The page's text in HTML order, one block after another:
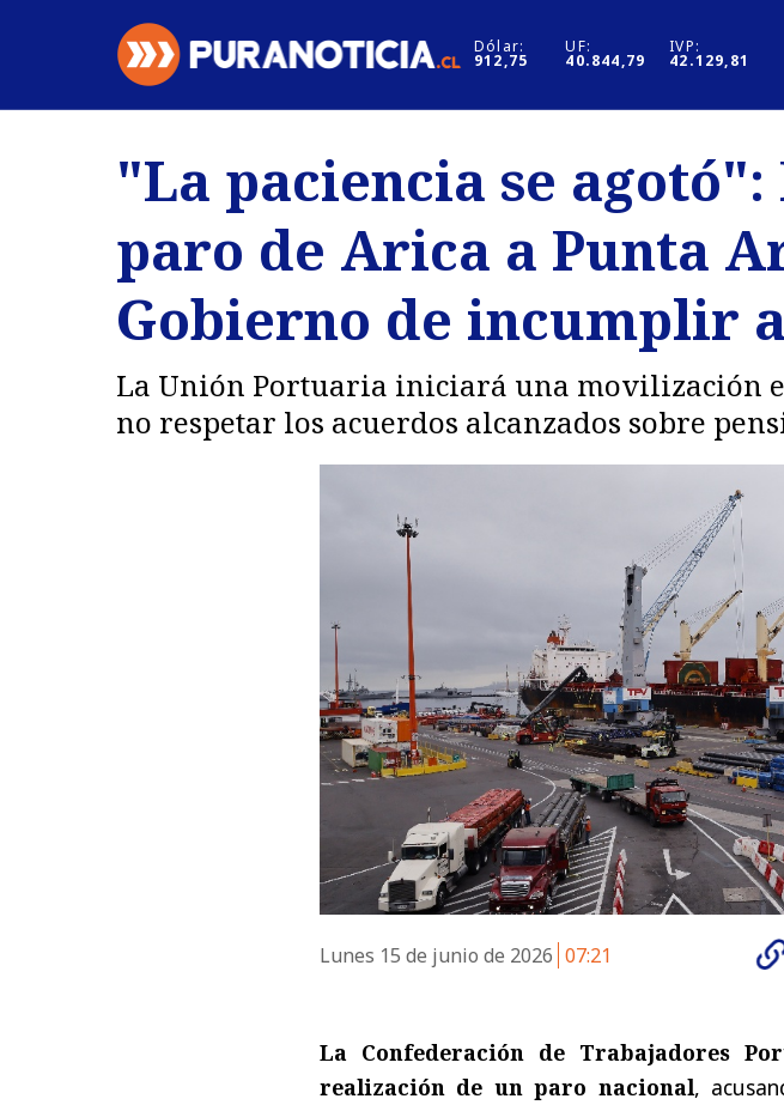
Dólar:
912,75
UF:
40.844,79
IVP:
42.129,81
Regiones
Deportes
Internacional
Motores
Negocios
Pura
"La paciencia se
paro de Arica a Punta
Gobierno de incumplir
La Unión Portuaria iniciará una movilización
no respetar los acuerdos alcanzados sobre
Lunes 15 de junio de 2026 07:21
La Confederación de Trabajadores
realización de un paro nacional,